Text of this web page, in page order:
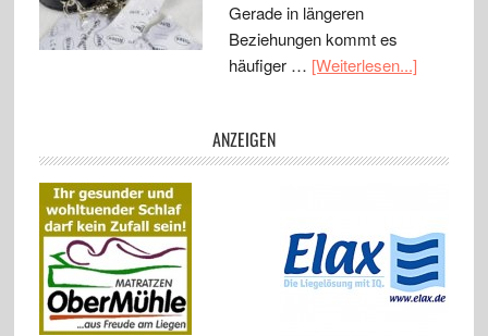
Gerade in längeren
Beziehungen kommt es
häufiger … [Weiterlesen...]
ANZEIGEN